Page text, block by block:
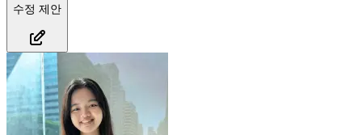
수정 제안